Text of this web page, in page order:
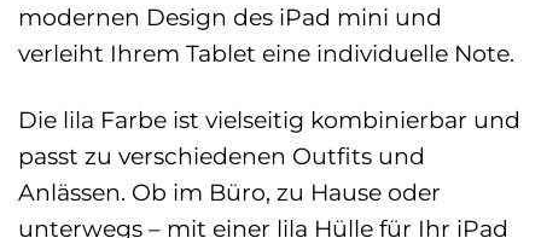
modernen Design des iPad mini und
verleiht Ihrem Tablet eine individuelle Note.
Die lila Farbe ist vielseitig kombinierbar und
passt zu verschiedenen Outfits und
Anlässen. Ob im Büro, zu Hause oder
unterwegs – mit einer lila Hülle für Ihr iPad